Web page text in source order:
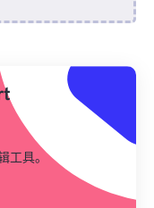
工具。